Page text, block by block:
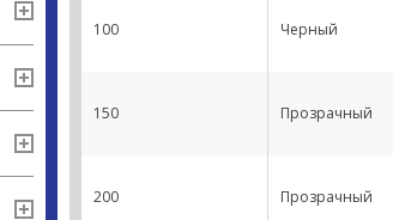
100 Черный
150 Прозрачный
200 Прозрачный